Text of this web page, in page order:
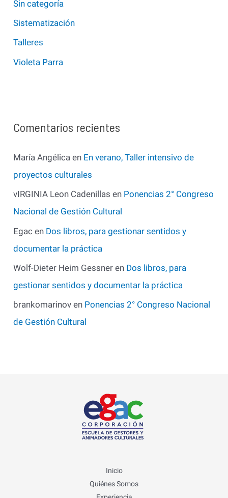
Sin categoría
Sistematización
Talleres
Violeta Parra
Comentarios recientes
María Angélica en En verano, Taller intensivo de
proyectos culturales
vIRGINIA Leon Cadenillas en Ponencias 2° Congreso
Nacional de Gestión Cultural
Egac en Dos libros, para gestionar sentidos y
documentar la práctica
Wolf-Dieter Heim Gessner en Dos libros, para
gestionar sentidos y documentar la práctica
brankomarinov en Ponencias 2° Congreso Nacional
de Gestión Cultural
Inicio
Quiénes Somos